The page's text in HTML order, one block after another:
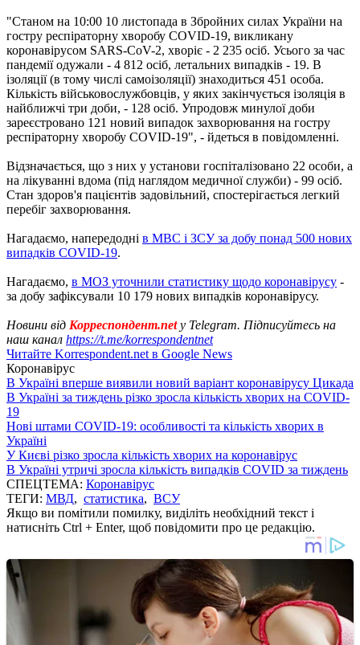
"Станом на 10:00 10 листопада в Збройних силах України на
гостру респіраторну хворобу COVID-19, викликану
коронавірусом SARS-CoV-2, хворіє - 2 235 осіб. Усього за час
пандемії одужали - 4 812 осіб, летальних випадків - 19. В
ізоляції (в тому числі самоізоляції) знаходиться 451 особа.
Кількість військовослужбовців, у яких закінчується ізоляція в
найближчі три доби, - 128 осіб. Упродовж минулої доби
зареєстровано 121 новий випадок захворювання на гостру
респіраторну хворобу COVID-19", - йдеться в повідомленні.
Відзначається, що з них у установи госпіталізовано 22 особи, а
на лікуванні вдома (під наглядом медичної служби) - 99 осіб.
Стан здоров'я пацієнтів задовільний, спостерігається легкий
перебіг захворювання.
Нагадаємо, напередодні в МВС і ЗСУ за добу понад 500 нових
випадків COVID-19.
Нагадаємо, в МОЗ уточнили статистику щодо коронавірусу -
за добу зафіксували 10 179 нових випадків коронавірусу.
Новини від Корреспондент.netу Telegram. Підписуйтесь на
наш канал https://t.me/korrespondentnet
Читайте Korrespondent.net в Google News
Коронавірус
В Україні вперше виявили новий варіант коронавірусу Цикада
В Україні за тиждень різко зросла кількість хворих на COVID-
19
Нові штами COVID-19: особливості та кількість хворих в
Україні
У Києві різко зросла кількість хворих на коронавірус
В Україні утричі зросла кількість випадків COVID за тиждень
СПЕЦТЕМА: Коронавірус
ТЕГИ: МВД, статистика, ВСУ
Якщо ви помітили помилку, виділіть необхідний текст і
натисніть Ctrl + Enter, щоб повідомити про це редакцію.